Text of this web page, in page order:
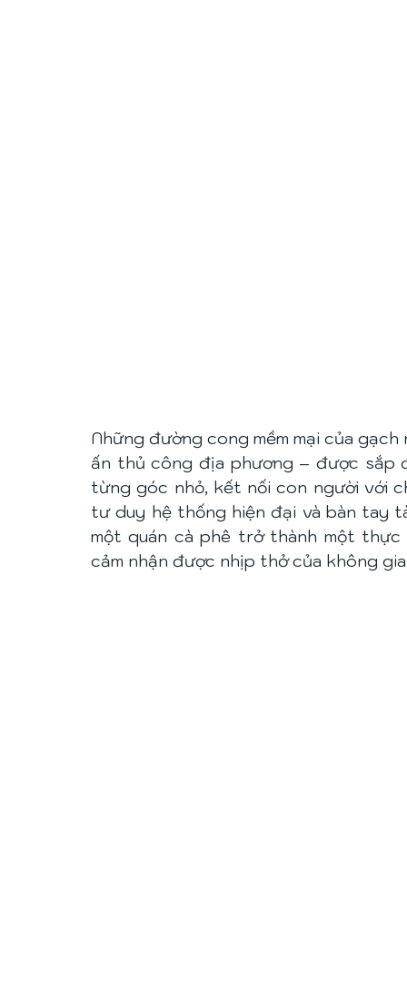
Những đường cong mềm mại của
ấn thủ công địa phương – được sắp
từng góc nhỏ, kết nối con người với
tư duy hệ thống hiện đại và bàn tay
một quán cà phê trở thành một
cảm nhận được nhịp thở của không